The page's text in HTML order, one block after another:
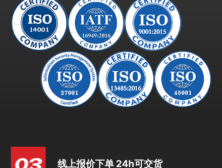
线上报价下单 24h可交货